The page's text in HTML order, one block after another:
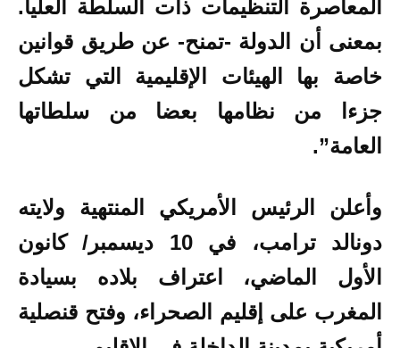
المعاصرة التنظيمات ذات السلطة العليا.
بمعنى أن الدولة -تمنح- عن طريق قوانين
خاصة بها الهيئات الإقليمية التي تشكل
جزءا من نظامها بعضا من سلطاتها
العامة”.
وأعلن الرئيس الأمريكي المنتهية ولايته
دونالد ترامب، في 10 ديسمبر/ كانون
الأول الماضي، اعتراف بلاده بسيادة
المغرب على إقليم الصحراء، وفتح قنصلية